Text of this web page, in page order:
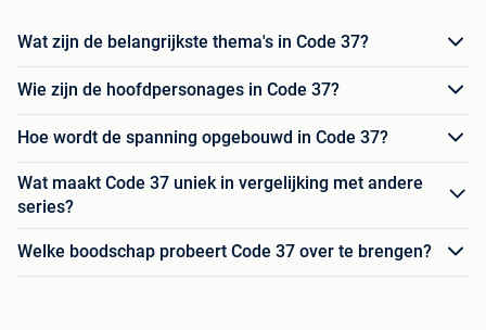
Wat zijn de belangrijkste thema's in Code 37?
Wie zijn de hoofdpersonages in Code 37?
Hoe wordt de spanning opgebouwd in Code 37?
Wat maakt Code 37 uniek in vergelijking met andere
series?
Welke boodschap probeert Code 37 over te brengen?